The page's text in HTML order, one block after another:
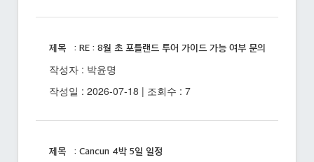
제목 : RE : 8월 초 포틀랜드 투어 가이드 가능 여부 문의
작성자 : 박윤명
작성일 : 2026-07-18 | 조회수 : 7
제목 : Cancun 4박 5일 일정